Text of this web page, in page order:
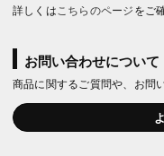
詳しくは こちらのページをご
お問い合わせについて
商品に関するご質問や、お問